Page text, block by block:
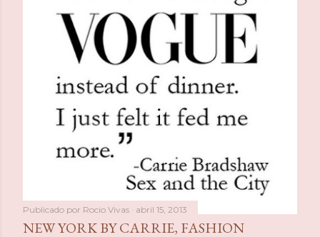
Publicado por Rocio Vivas abril 15, 2013
NEW YORK BY CARRIE, FASHION